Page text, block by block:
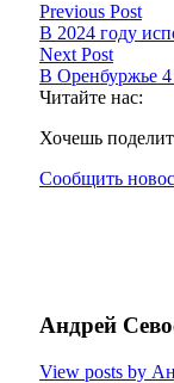
Previous Post
В 2024 году
Next Post
В Оренбуржье 4
Читайте нас:
Хочешь
Сообщить
Андрей
View posts by